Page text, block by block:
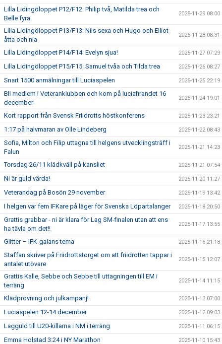
Lilla Lidingöloppet P12/F12: Philip två, Matilda trea och
Belle fyra
2025-11-29 08:00
Lilla Lidingöloppet P13/F13: Nils sexa och Hugo och Elliot
åtta och nia
2025-11-28 08:31
Lilla Lidingöloppet P14/F14: Evelyn sjua! 2025-11-27 07:29
Lilla Lidingöloppet P15/F15: Samuel tvåa och Tilda trea 2025-11-26 08:27
Snart 1500 anmälningar till Luciaspelen 2025-11-25 22:19
Bli medlem i Veteranklubben och kom på luciafirandet 16
december
2025-11-24 19:01
Kort rapport från Svensk Friidrotts höstkonferens 2025-11-23 23:21
1:17 på halvmaran av Olle Lindeberg 2025-11-22 08:43
Sofia, Milton och Filip uttagna till helgens utvecklingsträff i
Falun
2025-11-21 14:23
Torsdag 26/11 klädkväll på kansliet 2025-11-21 07:54
Ni är guld värda! 2025-11-20 11:27
Veterandag på Bosön 29 november 2025-11-19 13:42
I helgen var fem IFKare på läger för Svenska Löpartalanger 2025-11-18 20:50
Grattis grabbar - ni är klara för Lag SM-finalen utan att ens
ha tävla om det!!
2025-11-17 13:55
Glitter – IFK-galans tema 2025-11-16 21:18
Staffan skriver på Friidrottstorget om att friidrotten tappar i
antalet utövare
2025-11-15 12:07
Grattis Kalle, Sebbe och Sebbe till uttagningen till EM i
terräng
2025-11-14 11:15
Klädprovning och julkampanj! 2025-11-13 07:00
Luciaspelen 12-14 december 2025-11-12 09:03
Lagguld till U20-killarna i NM i terräng 2025-11-11 06:15
Emma Holstad 3:24 i NY Marathon 2025-11-10 15:43